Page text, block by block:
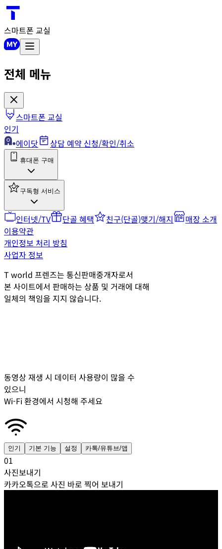
스마트폰 교실
전체 메뉴
스마트폰 교실
인기
에이닷
상담 예약 신청/확인/취소
휴대폰 구매
구독형 서비스
인터넷/TV 단골 혜택 친구(단골)맺기/해지
매장 소개
이용약관
개인정보 처리 방침
사업자 정보
T world 프렌즈는 통신판매중개자로서
본 사이트에서 판매하는 상품 및 거래에 대해
일체의 책임을 지지 않습니다.
동영상 재생 시 데이터 사용량이 많을 수
있으니
Wi-Fi 환경에서 시청해 주세요
인기 기본 기능 설정 카톡/유튜브/앱
01
사진보내기
카카오톡으로 사진 바로 찍어 보내기